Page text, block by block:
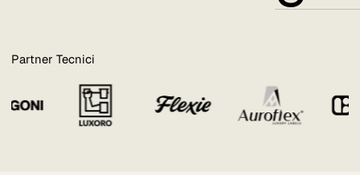
Partner Tecnici